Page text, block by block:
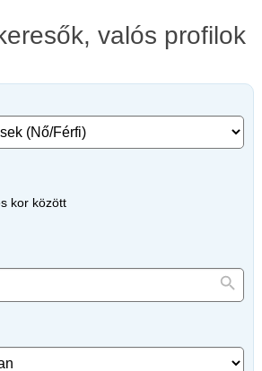
valós profilok
kor között